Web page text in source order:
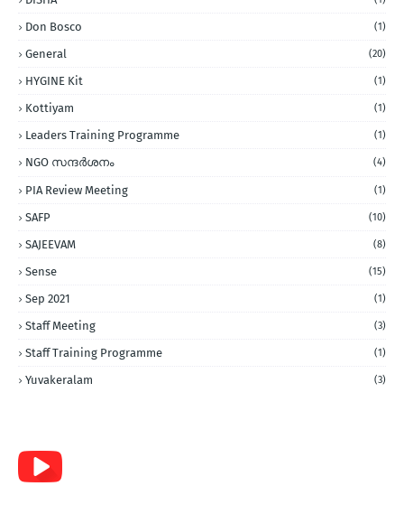
Don Bosco (1)
General (20)
HYGINE Kit (1)
Kottiyam (1)
Leaders Training Programme (1)
NGO സന്ദര്‍ശനം (4)
PIA Review Meeting (1)
SAFP (10)
SAJEEVAM (8)
Sense (15)
Sep 2021 (1)
Staff Meeting (3)
Staff Training Programme (1)
Yuvakeralam (3)